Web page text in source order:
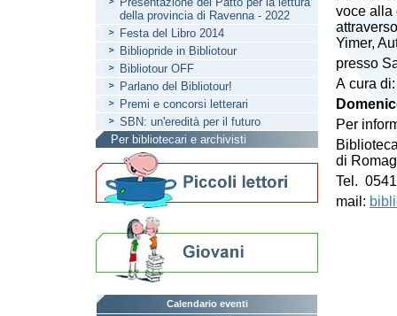
voce alla
Yimer,
presso
A cura di:
Per
di
Tel.
mail:
della provincia di Ravenna - 2022
Festa del Libro 2014
Bibliopride in Bibliotour
Bibliotour OFF
Parlano del Bibliotour!
Premi e concorsi letterari
SBN: un'eredità per il futuro
Per bibliotecari e archivisti
Calendario eventi